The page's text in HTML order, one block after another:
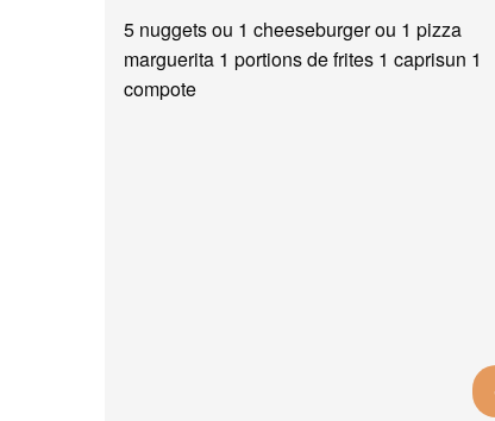
5 nuggets ou 1 cheeseburger ou 1 pizza
marguerita 1 portions de frites 1 caprisun 1
compote